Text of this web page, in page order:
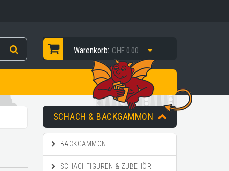
Warenkorb: CHF 0.00
SCHACH & BACKGAMMON
BACKGAMMON
SCHACHFIGUREN & ZUBEHÖR